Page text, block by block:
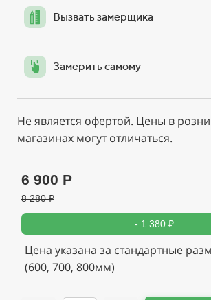
Вызвать замерщика
Замерить самому
Не является офертой. Цены в
магазинах могут отличаться.
6 900 Р
8 280₽
- 1 380 ₽
Цена указана за стандартные
(600, 700, 800мм)